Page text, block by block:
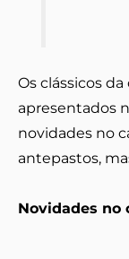
Os clássicos
apresentados
novidades no
antepastos,
Novidades no